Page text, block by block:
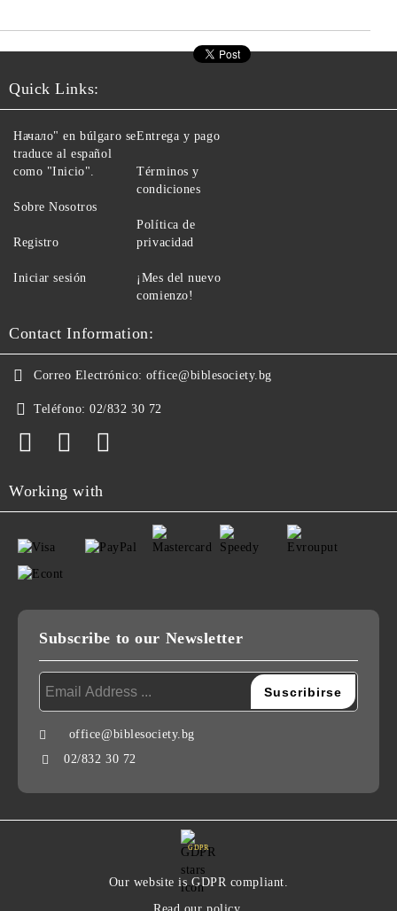
Quick Links:
Начало" en búlgaro se
traduce al español
como "Inicio".
Sobre Nosotros
Registro
Iniciar sesión
Entrega y pago
Términos y
condiciones
Política de
privacidad
¡Mes del nuevo
comienzo!
Contact Information:
Correo Electrónico: office@biblesociety.bg
Teléfono: 02/832 30 72
Working with
Subscribe to our Newsletter
office@biblesociety.bg
02/832 30 72
GDPR
Our website is GDPR compliant.